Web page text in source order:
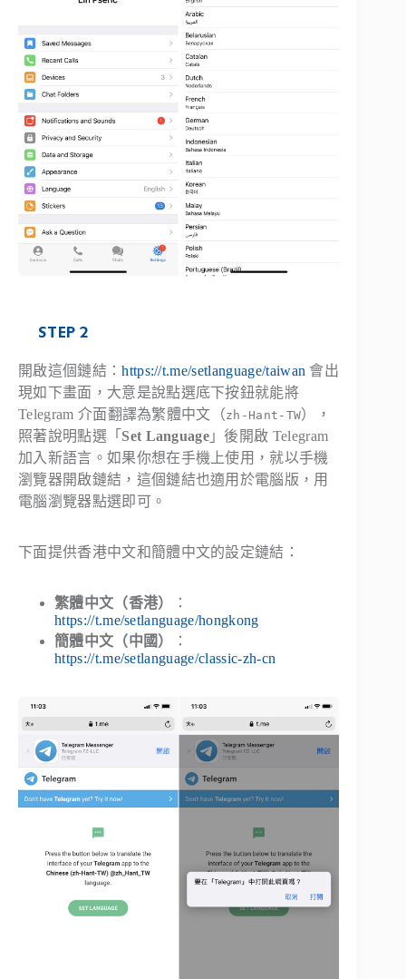
STEP 2
開啟這個鏈結：https://t.me/setlanguage/taiwan 會出
現如下畫面，大意是說點選底下按鈕就能將
Telegram 介面翻譯為繁體中文（zh-Hant-TW），
照著說明點選「 Set Language 」後開啟 Telegram
加入新語言。如果你想在手機上使用，就以手機
瀏覽器開啟鏈結，這個鏈結也適用於電腦版，用
電腦瀏覽器點選即可。
下面提供香港中文和簡體中文的設定鏈結：
繁體中文（香港）
：
https://t.me/setlanguage/hongkong
簡體中文（中國）
：
https://t.me/setlanguage/classic-zh-cn